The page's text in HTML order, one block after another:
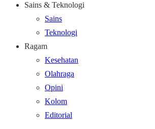
Sains & Teknologi
Sains
Teknologi
Ragam
Kesehatan
Olahraga
Opini
Kolom
Editorial